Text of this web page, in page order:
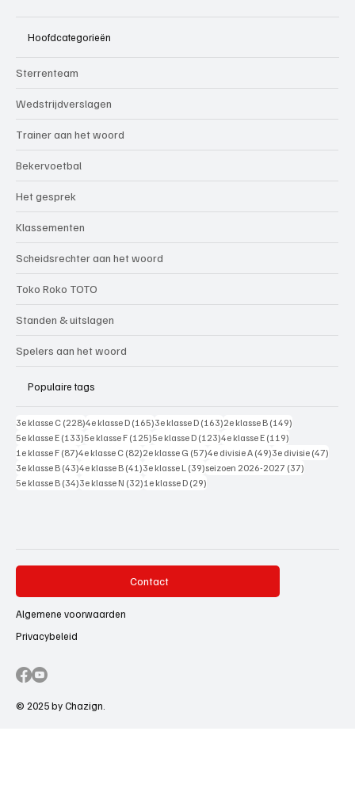
Hoofdcategorieën
Sterrenteam
Wedstrijdverslagen
Trainer aan het woord
Bekervoetbal
Het gesprek
Klassementen
Scheidsrechter aan het woord
Toko Roko TOTO
Standen & uitslagen
Spelers aan het woord
Populaire tags
3e klasse C (228)228 posts
4e klasse D (165)165 posts
3e klasse D (163)163 posts
2e klasse B (149)
5e klasse E (133)133 posts
5e klasse F (125)125 posts
5e klasse D (123)123 posts
4e klasse E (119)
1e klasse F (87)87 posts
4e klasse C (82)82 posts
2e klasse G (57)57 posts
4e divisie A (49)49 posts
3e divisie (47)
3e klasse B (43)43 posts
4e klasse B (41)41 posts
3e klasse L (39)39 posts
seizoen 2026-2027 (37)
5e klasse B (34)34 posts
3e klasse N (32)32 posts
1e klasse D (29)
Contact
Algemene voorwaarden
Privacybeleid
© 2025 by Chazign.